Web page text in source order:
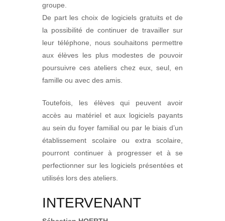
groupe.
De part les choix de logiciels gratuits et de
la possibilité de continuer de travailler sur
leur téléphone, nous souhaitons permettre
aux élèves les plus modestes de pouvoir
poursuivre ces ateliers chez eux, seul, en
famille ou avec des amis.
Toutefois, les élèves qui peuvent avoir
accès au matériel et aux logiciels payants
au sein du foyer familial ou par le biais d’un
établissement scolaire ou extra scolaire,
pourront continuer à progresser et à se
perfectionner sur les logiciels présentées et
utilisés lors des ateliers.
INTERVENANT